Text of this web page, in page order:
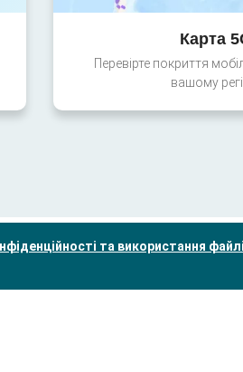
Карта
Перевірте покриття
вашому
та використання